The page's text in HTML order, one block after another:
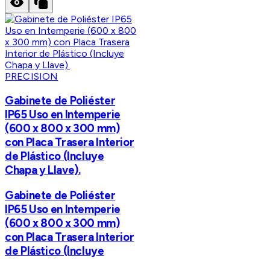
PRECISION
Gabinete de Poliéster
IP65 Uso en Intemperie
(600 x 800 x 300 mm)
con Placa Trasera Interior
de Plástico (Incluye
Chapa y Llave).
Gabinete de Poliéster
IP65 Uso en Intemperie
(600 x 800 x 300 mm)
con Placa Trasera Interior
de Plástico (Incluye